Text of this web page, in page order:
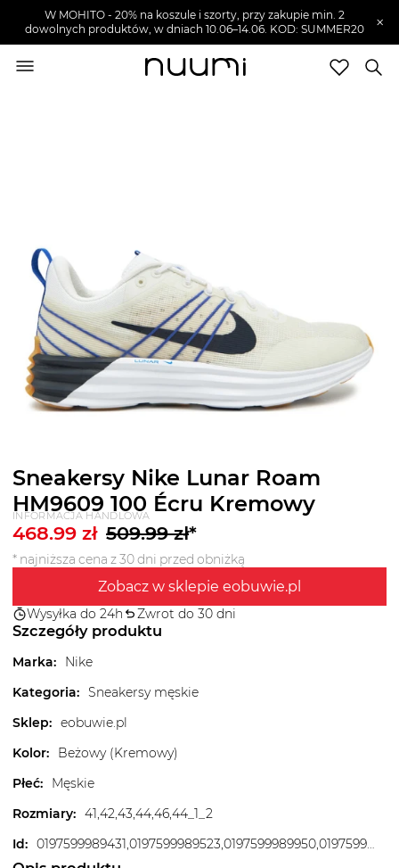
W MOHITO - 20% na koszule i szorty, przy zakupie min. 2
dowolnych produktów, w dniach 10.06–14.06. KOD: SUMMER20
×
Sneakersy Nike Lunar Roam
HM9609 100 Écru Kremowy
INFORMACJA HANDLOWA
468.99 zł 509.99zł*
* najniższa cena z 30 dni przed obniżką
Zobacz w sklepie eobuwie.pl
Wysyłka do 24h Zwrot do 30 dni
Szczegóły produktu
Marka:
Nike
Kategoria: Sneakersy męskie
Sklep: eobuwie.pl
Kolor:
Beżowy (Kremowy)
Płeć:
Męskie
Rozmiary: 41,42,43,44,46,44_1_2
Id: 0197599989431,0197599989523,0197599989950,0197599991069,0197599991694,0197599991717,0197599992318